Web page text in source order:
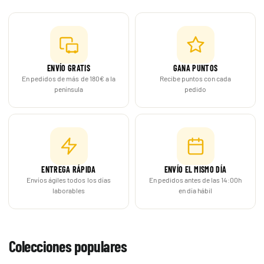
ENVÍO GRATIS
En pedidos de más de 180€ a la
península
GANA PUNTOS
Recibe puntos con cada
pedido
ENTREGA RÁPIDA
Envíos ágiles todos los días
laborables
ENVÍO EL MISMO DÍA
En pedidos antes de las 14:00h
en día hábil
Colecciones populares